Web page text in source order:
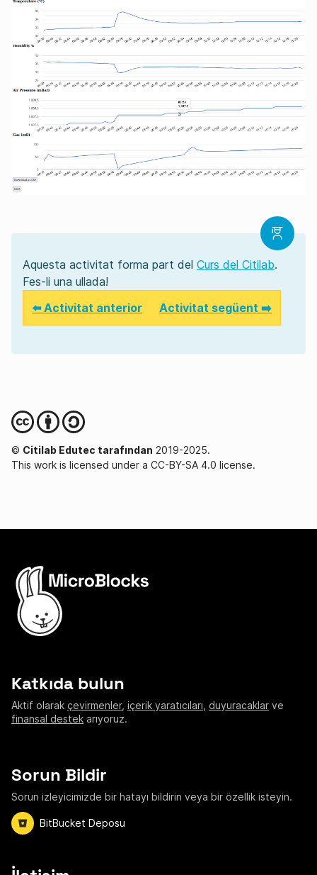
Aquesta activitat forma part del Curs del Citilab.
Fes-li una ullada!
⬅️ Activitat anterior
Activitat següent ➡️
© Citilab Edutec tarafından 2019-2025.
This work is licensed under a CC-BY-SA 4.0 license.
Katkıda bulun
Aktif olarak çevirmenler, içerik yaratıcıları duyuracaklar ve
finansal destek arıyoruz.
Sorun Bildir
Sorun izleyicimizde bir hatayı bildirin veya bir özellik isteyin.
BitBucket Deposu